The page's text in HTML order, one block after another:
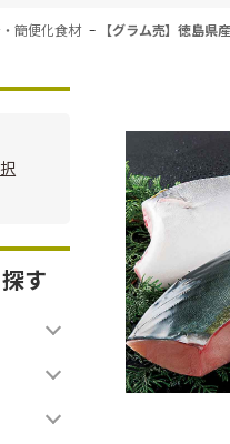
簡便化食材 - 【グラム売】徳島
す